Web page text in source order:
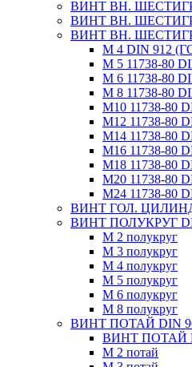
ВИНТ ВН.
ВИНТ ВН.
ВИНТ ВН.
М 4 DIN 912
М 5 11738-80
М 6 11738-80
М 8 11738-80
М10 11738-80
М12 11738-80
М14 11738-80
М16 11738-80
М18 11738-80
М20 11738-80
М24 11738-80
ВИНТ ГОЛ.
ВИНТ ПОЛУКРУГ
М 2 полукруг
М 3 полукруг
М 4 полукруг
М 5 полукруг
М 6 полукруг
М 8 полукруг
ВИНТ ПОТАЙ DIN
ВИНТ ПОТАЙ
М 2 потай